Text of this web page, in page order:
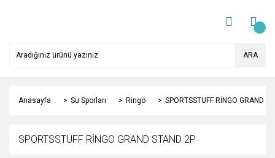
ARA
Anasayfa Su Sporları Ringo SPORTSSTUFF RİNGO GRAND
SPORTSSTUFF RİNGO GRAND STAND 2P